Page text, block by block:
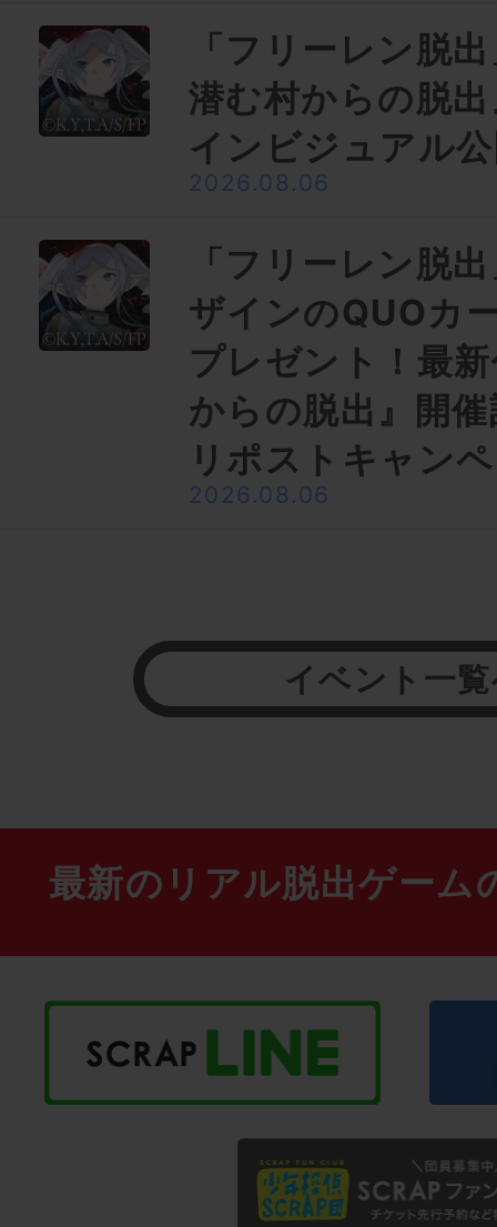
「フリーレン脱
潜む村からの脱
インビジュアル
2026.08.06
「フリーレン脱
ザインのQUOカ
プレゼント！最
からの脱出』開
リポストキャン
2026.08.06
イベント一
最新のリアル脱出ゲーム